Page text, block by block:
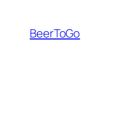
Inhalt
springen
BeerToGo